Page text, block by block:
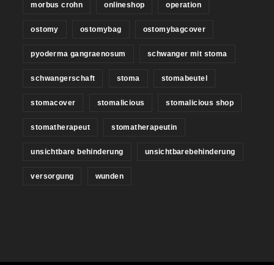
morbus crohn onlineshop operation
ostomy ostomybag ostomybagcover
pyoderma gangraenosum schwanger mit stoma
schwangerschaft stoma stomabeutel
stomacover stomalicious stomalicious shop
stomatherapeut stomatherapeutin
unsichtbare behinderung unsichtbarebehinderung
versorgung wunden